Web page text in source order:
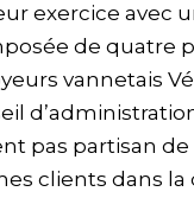
exercice avec
de
vannetais
pas partisan de
clients dans la